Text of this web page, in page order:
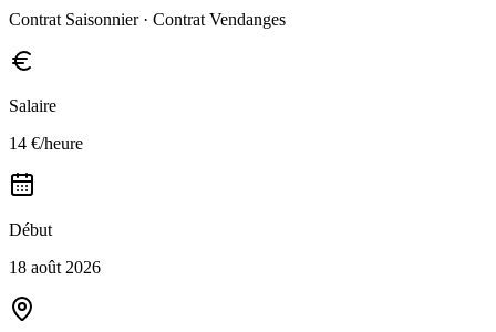
Contrat Saisonnier · Contrat Vendanges
Salaire
14 €/heure
Début
18 août 2026